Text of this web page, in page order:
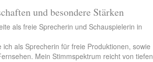
und besondere Stärken
als freie Sprecherin und Schauspielerin in
ich als Sprecherin für freie Produktionen, sowie
Mein Stimmspektrum reicht von tiefen